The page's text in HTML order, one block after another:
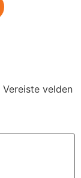
Vereiste velden